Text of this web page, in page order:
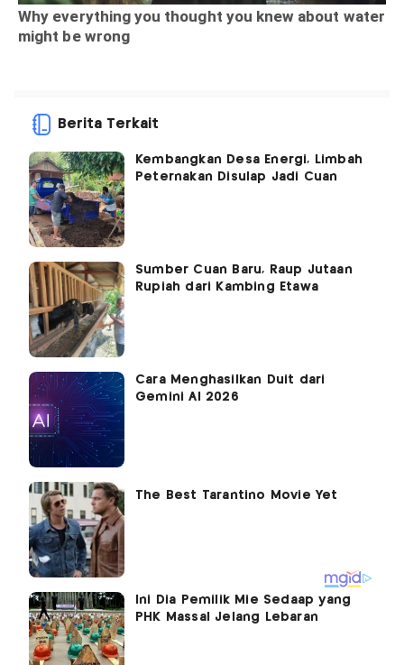
Berita Terkait
Kembangkan Desa Energi, Limbah
Peternakan Disulap Jadi Cuan
Sumber Cuan Baru, Raup Jutaan
Rupiah dari Kambing Etawa
Cara Menghasilkan Duit dari
Gemini AI 2026
Ini Dia Pemilik Mie Sedaap yang
PHK Massal Jelang Lebaran